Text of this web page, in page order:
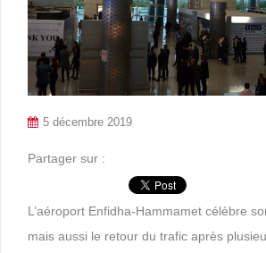
5 décembre 2019
Partager sur :
L’aéroport Enfidha-Hammamet célèbre
mais aussi le retour du trafic après